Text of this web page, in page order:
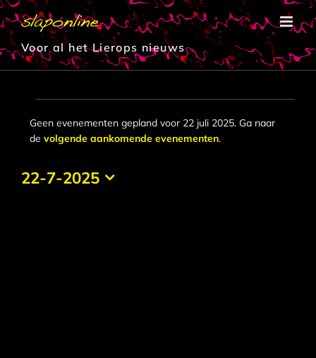
Ga
naar
inhoud
Voor al het Lierops nieuws
Evenementen
in
22
Bericht
Geen evenementen gepland voor 22 juli 2025. Ga naar
de volgende aankomende evenementen.
22-7-2025